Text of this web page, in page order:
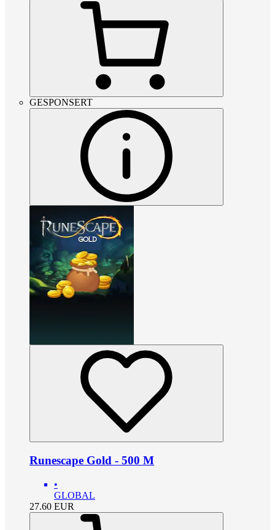
GESPONSERT
Runescape Gold - 500 M
•
GLOBAL
27.60 EUR